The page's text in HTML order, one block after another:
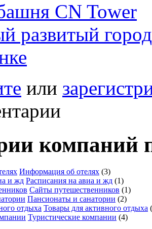
CN Tower
развитый
или
компаний
Информация об отелях (3)
Расписания на авиа и жд (1)
Сайты путешественников (1)
Пансионаты и санатории (2)
Товары для активного отдыха
Туристические компании (4)